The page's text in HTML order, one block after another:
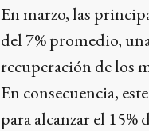
En marzo, las
del 7% promedio,
recuperación de los
En consecuencia,
para alcanzar el 15%